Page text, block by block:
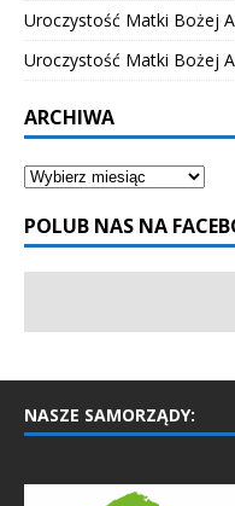
Uroczystość Matki Bożej
Uroczystość Matki Bożej
ARCHIWA
POLUB NAS NA
NASZE SAMORZĄDY: